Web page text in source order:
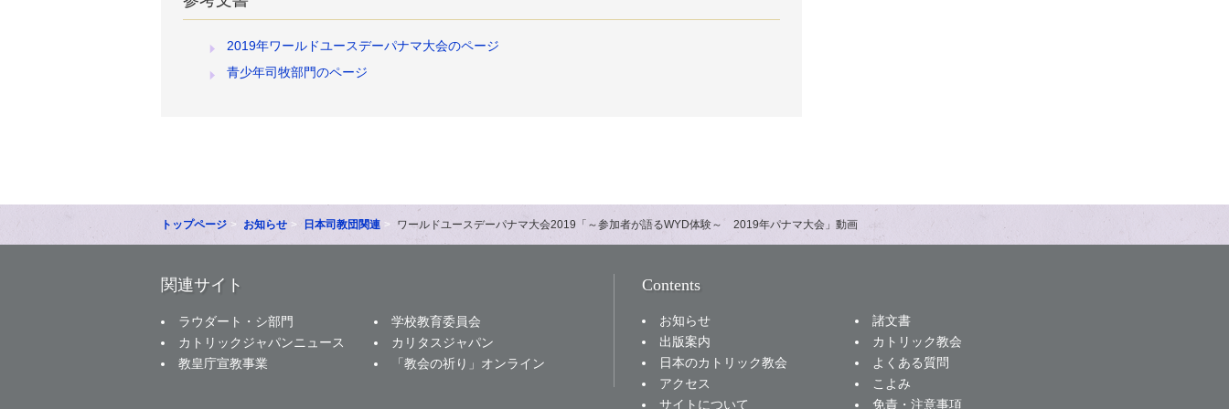
2019年ワールドユースデーパナマ大会のページ
青少年司牧部門のページ
トップページ お知らせ 日本司教団関連 ワールドユースデーパナマ大会2019「～参加者が語るWYD体験～ 2019年パナマ大会」動画
関連サイト
ラウダート・シ部門
学校教育委員会
カトリックジャパンニュース
カリタスジャパン
教皇庁宣教事業
「教会の祈り」オンライン
Contents
お知らせ
諸文書
出版案内
カトリック教会
日本のカトリック教会
よくある質問
アクセス
こよみ
サイトについて
免責・注意事項